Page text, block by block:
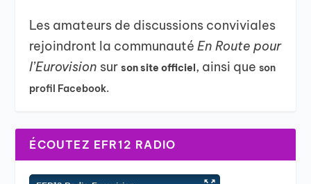
Les amateurs de discussions conviviales
rejoindront la communautéEn Route pour
l’Eurovision surson site officiel, ainsi queson
profil Facebook.
ÉCOUTEZ EFR12 RADIO